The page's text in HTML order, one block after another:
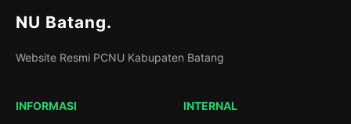
NU Batang.
Website Resmi PCNU Kabupaten Batang
INFORMASI INTERNAL